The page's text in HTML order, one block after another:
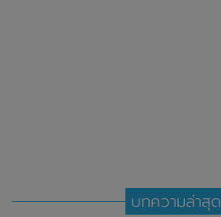
บทความล่าสุด